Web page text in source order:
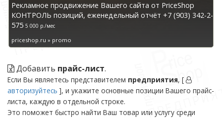
Рекламное продвижение Вашего сайта от PriceShop
КОНТРОЛЬ позиций, еженедельный отчёт +7 (903) 342-2-
575 5 000 р./мес
priceshop.ru » promo
Добавить прайс-лист.
Если Вы являетесь представителем предприятия, [
авторизуйтесь ], и укажите основные позиции Вашего прайс-
листа, каждую в отдельной строке.
Это поможет быстро найти Ваш товар или услугу среди